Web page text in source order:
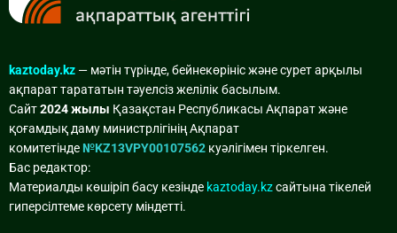
kaztoday.kz — мәтін түрінде, бейнекөрініс және сурет арқылы
ақпарат тарататын тәуелсіз желілік басылым.
Сайт2024 жылы Қазақстан Республикасы Ақпарат және
қоғамдық даму министрлігінің Ақпарат
комитетінде№KZ13VPY00107562 куәлігімен тіркелген.
Бас редактор:
Материалды көшіріп басу кезінде kaztoday.kzсайтына тікелей
гиперсілтеме көрсету міндетті.